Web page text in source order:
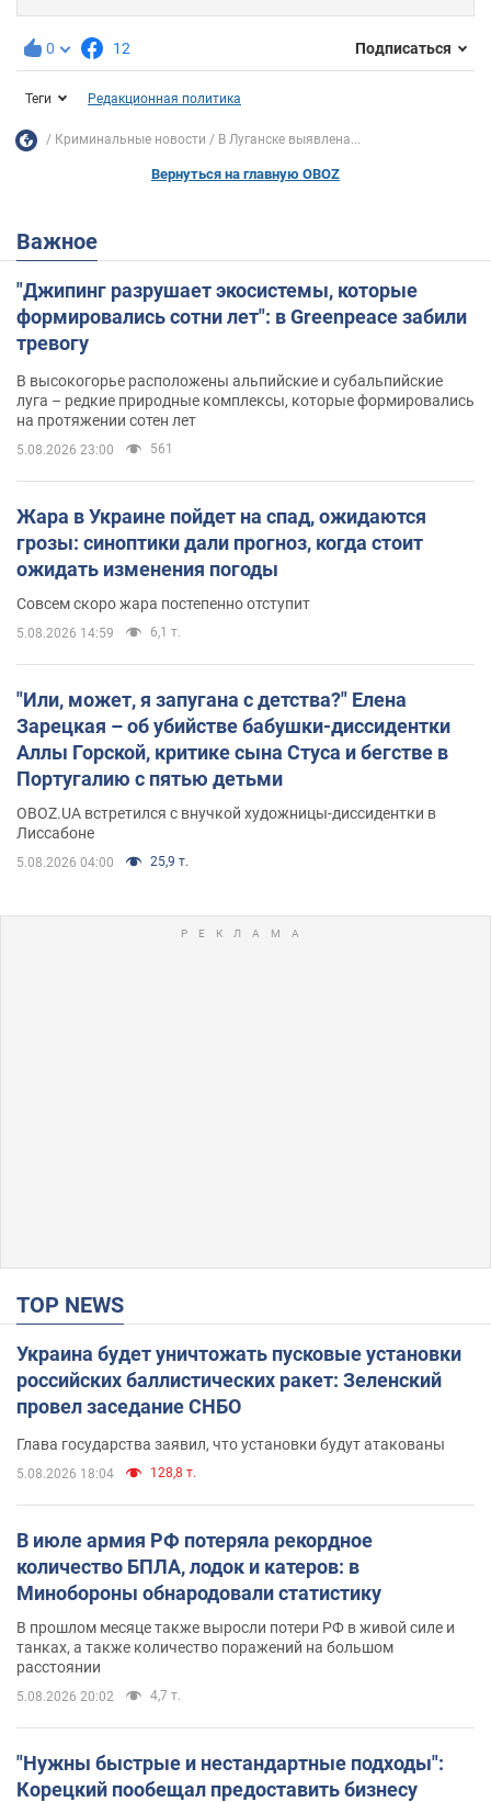
0 12 Подписаться
Теги Редакционная политика
Криминальные новости В Луганске выявлена...
Вернуться на главную OBOZ
Важное
"Джипинг разрушает экосистемы, которые
формировались сотни лет": в Greenpeace забили
тревогу
В высокогорье расположены альпийские и субальпийские
луга – редкие природные комплексы, которые формировались
на протяжении сотен лет
5.08.2026 23:00 561
Жара в Украине пойдет на спад, ожидаются
грозы: синоптики дали прогноз, когда стоит
ожидать изменения погоды
Совсем скоро жара постепенно отступит
5.08.2026 14:59 6,1 т.
"Или, может, я запугана с детства?" Елена
Зарецкая – об убийстве бабушки-диссидентки
Аллы Горской, критике сына Стуса и бегстве в
Португалию с пятью детьми
OBOZ.UA встретился с внучкой художницы-диссидентки в
Лиссабоне
5.08.2026 04:00 25,9 т.
TOP NEWS
Украина будет уничтожать пусковые установки
российских баллистических ракет: Зеленский
провел заседание СНБО
Глава государства заявил, что установки будут атакованы
5.08.2026 18:04 128,8 т.
В июле армия РФ потеряла рекордное
количество БПЛА, лодок и катеров: в
Минобороны обнародовали статистику
В прошлом месяце также выросли потери РФ в живой силе и
танках, а также количество поражений на большом
расстоянии
5.08.2026 20:02 4,7 т.
"Нужны быстрые и нестандартные подходы":
Корецкий пообещал предоставить бизнесу